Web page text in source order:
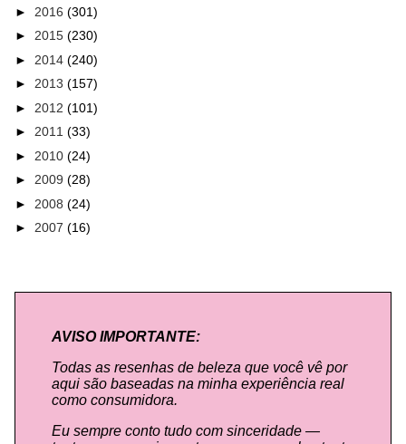
► 2016 (301)
► 2015 (230)
► 2014 (240)
► 2013 (157)
► 2012 (101)
► 2011 (33)
► 2010 (24)
► 2009 (28)
► 2008 (24)
► 2007 (16)
AVISO IMPORTANTE:
Todas as resenhas de beleza que você vê por
aqui são baseadas na minha experiência real
como consumidora.
Eu sempre conto tudo com sinceridade —